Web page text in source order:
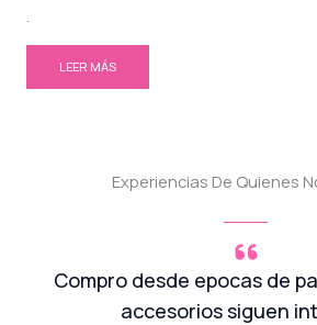
.
LEER MÁS
Experiencias De Quienes
Compro desde epocas de
accesorios siguen